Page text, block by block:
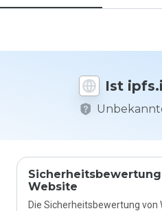
Ist
Website
Die Sicherheitsbewertung von
Sie diese